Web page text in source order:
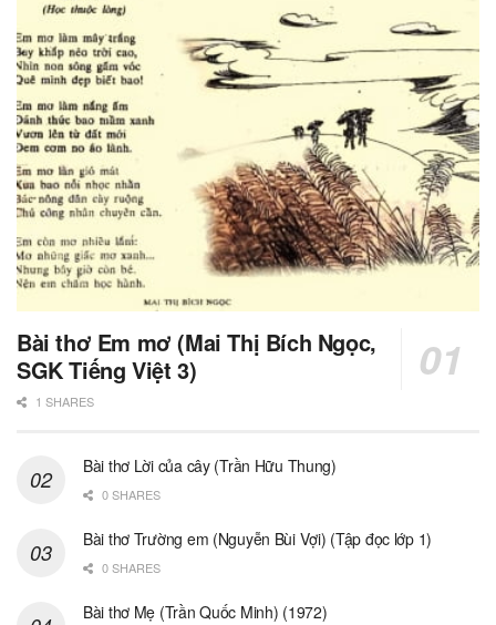
Bài thơ Em mơ (Mai Thị Bích Ngọc,
SGK Tiếng Việt 3)
1 SHARES
Bài thơ Lời của cây (Trần Hữu Thung)
0 SHARES
Bài thơ Trường em (Nguyễn Bùi Vợi) (Tập đọc lớp 1)
0 SHARES
Bài thơ Mẹ (Trần Quốc Minh) (1972)